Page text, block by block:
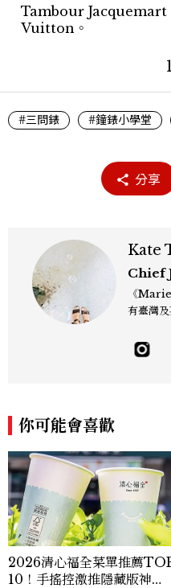
Tambour Jacquemart
Vuitton。
1
#三問錶 #鐘錶小學堂
分享
Kate
Chief
《
有臺灣
佳人》
採訪、
你可能會喜歡
2026清心福全菜單推薦
10！手搖控激推隱藏版神